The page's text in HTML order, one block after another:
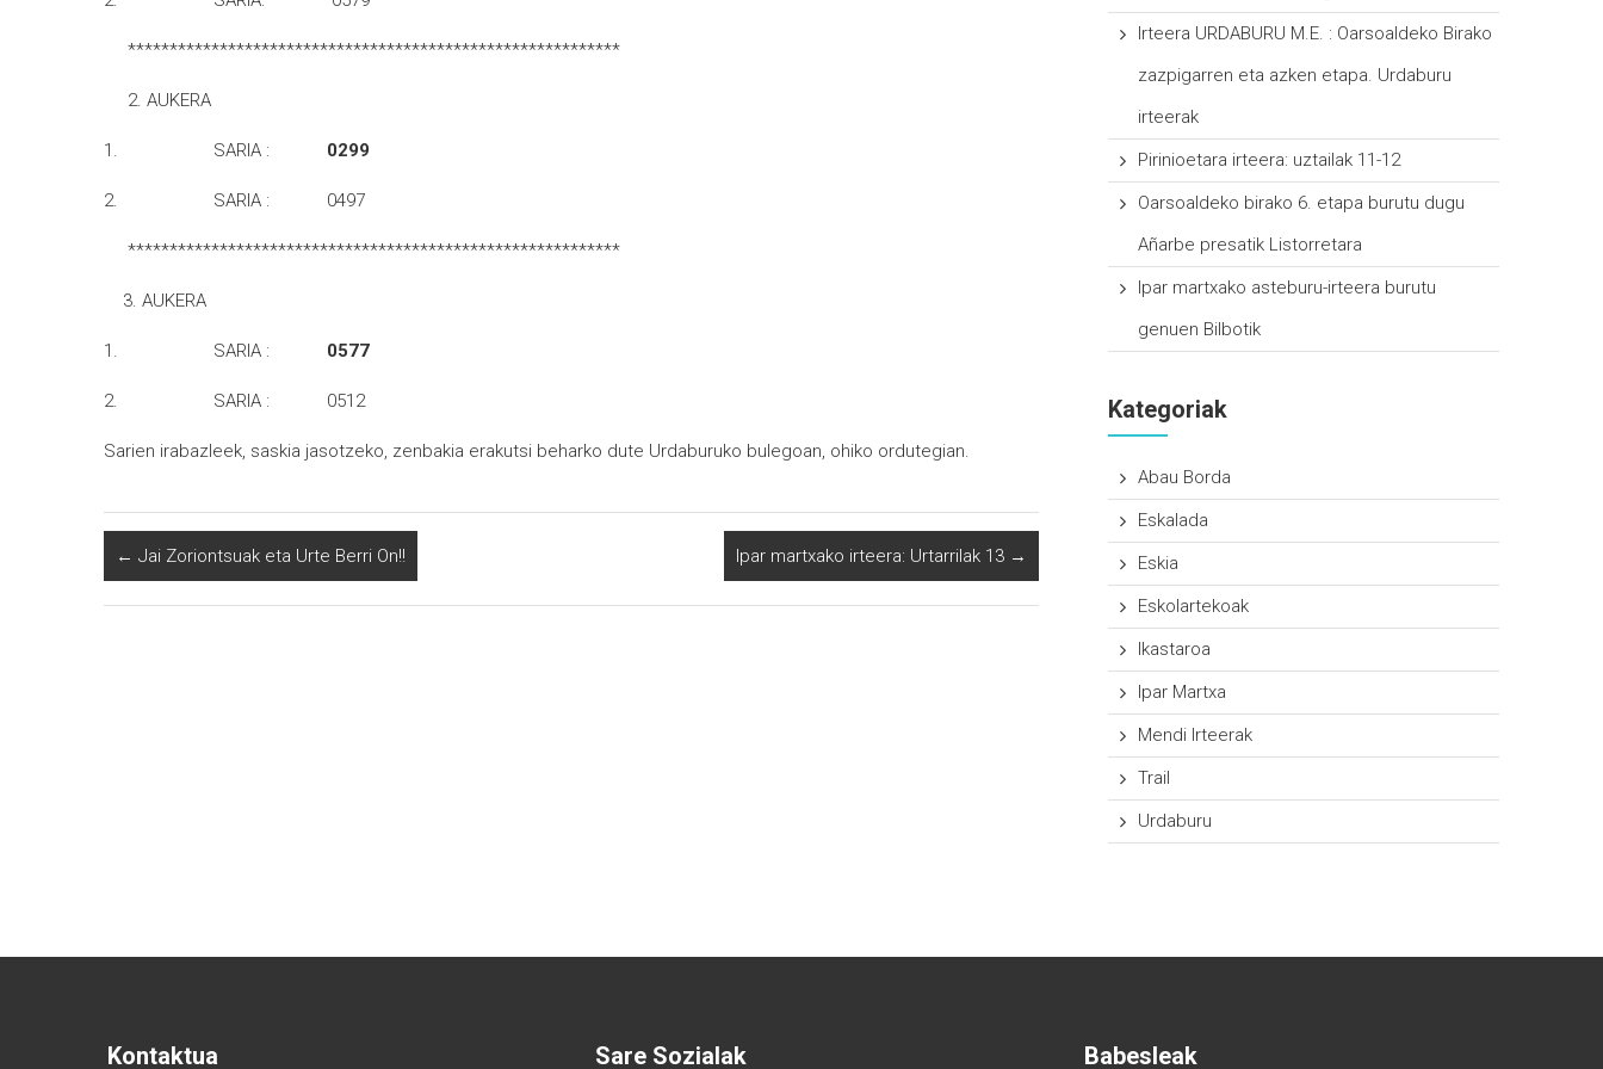
***********************************************************
2. AUKERA
1. SARIA : 0299
2. SARIA : 0497
***********************************************************
3. AUKERA
1. SARIA : 0577
2. SARIA : 0512
Sarien irabazleek, saskia jasotzeko, zenbakia erakutsi beharko dute Urdaburuko bulegoan, ohiko ordutegian.
← Jai Zoriontsuak eta Urte Berri On!! Ipar martxako irteera: Urtarrilak 13 →
Irteera URDABURU M.E. : Oarsoaldeko Birako
zazpigarren eta azken etapa. Urdaburu
irteerak
Pirinioetara irteera: uztailak 11-12
Oarsoaldeko birako 6. etapa burutu dugu
Añarbe presatik Listorretara
Ipar martxako asteburu-irteera burutu
genuen Bilbotik
Kategoriak
Abau Borda
Eskalada
Eskia
Eskolartekoak
Ikastaroa
Ipar Martxa
Mendi Irteerak
Trail
Urdaburu
Kontaktua Sare Sozialak Babesleak